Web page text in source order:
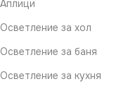
Аплици
Осветление за хол
Осветление за баня
Осветление за кухня